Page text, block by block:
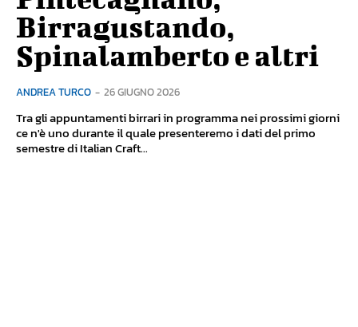
Birragustando,
Spinalamberto e altri
ANDREA TURCO - 26 GIUGNO 2026
Tra gli appuntamenti birrari in programma nei prossimi giorni
ce n'è uno durante il quale presenteremo i dati del primo
semestre di Italian Craft...